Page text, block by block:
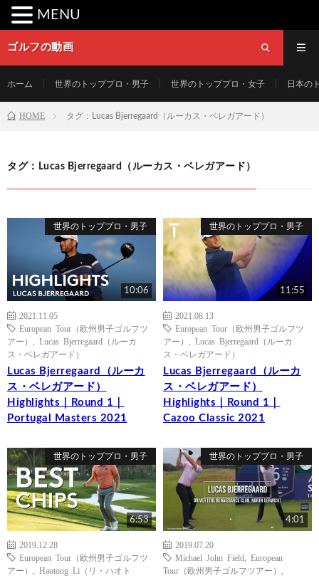
ゴルフの動画
ホーム 世界のトッププロ・男子 世界のトッププロ・女子 日本の
HOME タグ：Lucas Bjerregaard（ルーカス・ベレガアード）
タグ：Lucas Bjerregaard（ルーカス・ベレガアード）
世界のトッププロ・男子
10:06
2021.11.05
European Tour（欧州男子ゴルフツ
アー）
Lucas Bjerregaard（ルーカ
ス・ベレガアード）
Lucas Bjerregaard（ルーカ
ス・ベレガアード）
Highlights｜Round 1｜
Portugal Masters 2021
世界のトッププロ・男子
11:55
2021.08.13
European Tour（欧州男子ゴルフツ
アー）
Lucas Bjerregaard（ルーカ
ス・ベレガアード）
Lucas Bjerregaard（ルーカ
ス・ベレガアード）
Highlights｜Round 1｜
Cazoo Classic 2021
世界のトッププロ・男子
6:53
2019.12.28
European Tour（欧州男子ゴルフツ
アー）
Haotong Li（リ・ハオト
世界のトッププロ・男子
4:01
2019.07.20
Michael John Field
European
Tour（欧州男子ゴルフツアー）
MENU